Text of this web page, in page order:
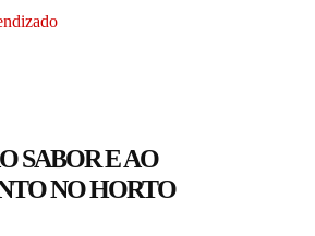
SABOR E AO
NO HORTO